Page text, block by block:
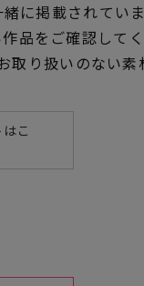
に掲載されていま
品をご確認してく
り扱いのない素
こ